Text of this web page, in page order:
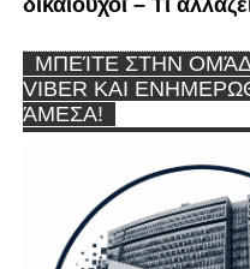
δικαιούχοι – Τι
ΜΠΕΊΤΕ ΣΤΗΝ
VIBER ΚΑΙ
ΆΜΕΣΑ!